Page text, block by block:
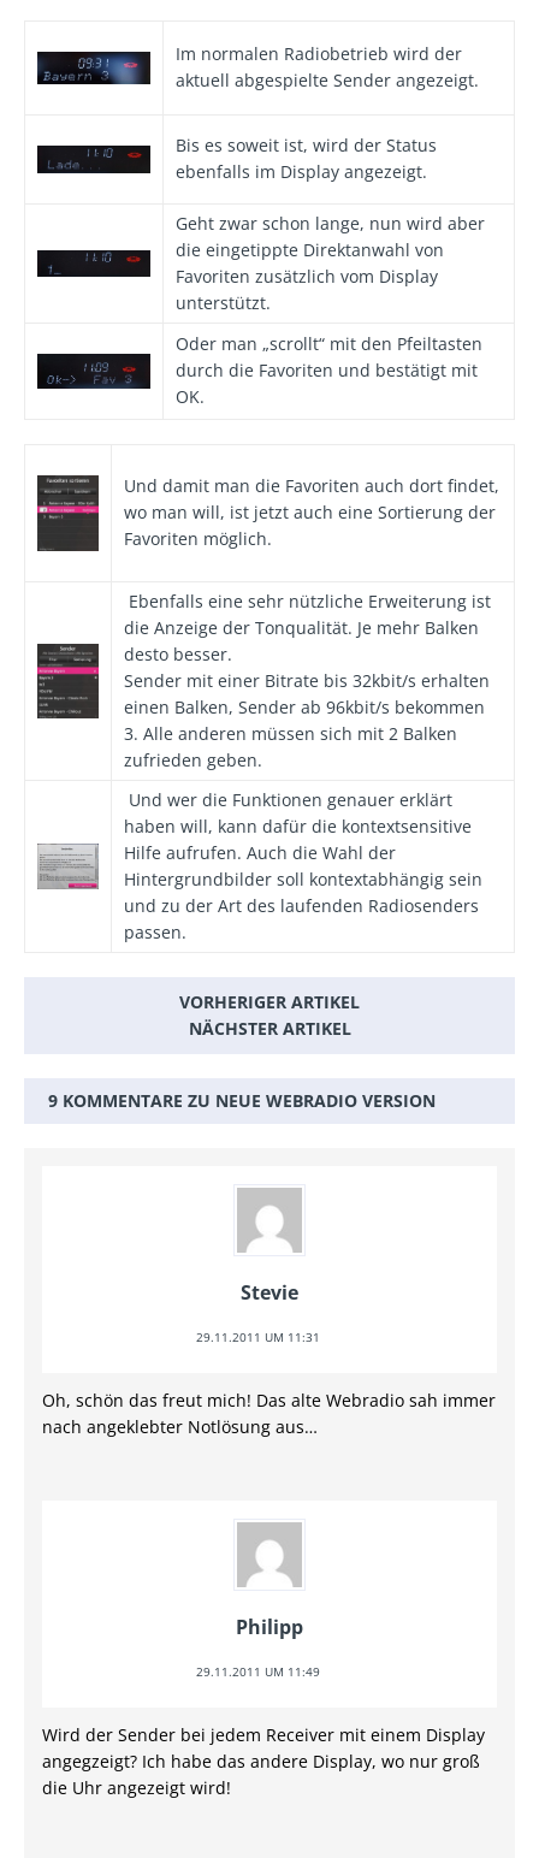
Im normalen Radiobetrieb wird der
aktuell abgespielte Sender angezeigt.
Bis es soweit ist, wird der Status
ebenfalls im Display angezeigt.
Geht zwar schon lange, nun wird aber
die eingetippte Direktanwahl von
Favoriten zusätzlich vom Display
unterstützt.
Oder man „scrollt“ mit den Pfeiltasten
durch die Favoriten und bestätigt mit
OK.
Und damit man die Favoriten auch dort findet,
wo man will, ist jetzt auch eine Sortierung der
Favoriten möglich.
Ebenfalls eine sehr nützliche Erweiterung ist
die Anzeige der Tonqualität. Je mehr Balken
desto besser.
Sender mit einer Bitrate bis 32kbit/s erhalten
einen Balken, Sender ab 96kbit/s bekommen
3. Alle anderen müssen sich mit 2 Balken
zufrieden geben.
Und wer die Funktionen genauer erklärt
haben will, kann dafür die kontextsensitive
Hilfe aufrufen. Auch die Wahl der
Hintergrundbilder soll kontextabhängig sein
und zu der Art des laufenden Radiosenders
passen.
VORHERIGER ARTIKEL
NÄCHSTER ARTIKEL
9 KOMMENTARE ZU NEUE WEBRADIO VERSION
Stevie
29.11.2011 UM 11:31
Oh, schön das freut mich! Das alte Webradio sah immer
nach angeklebter Notlösung aus…
Philipp
29.11.2011 UM 11:49
Wird der Sender bei jedem Receiver mit einem Display
angegzeigt? Ich habe das andere Display, wo nur groß
die Uhr angezeigt wird!